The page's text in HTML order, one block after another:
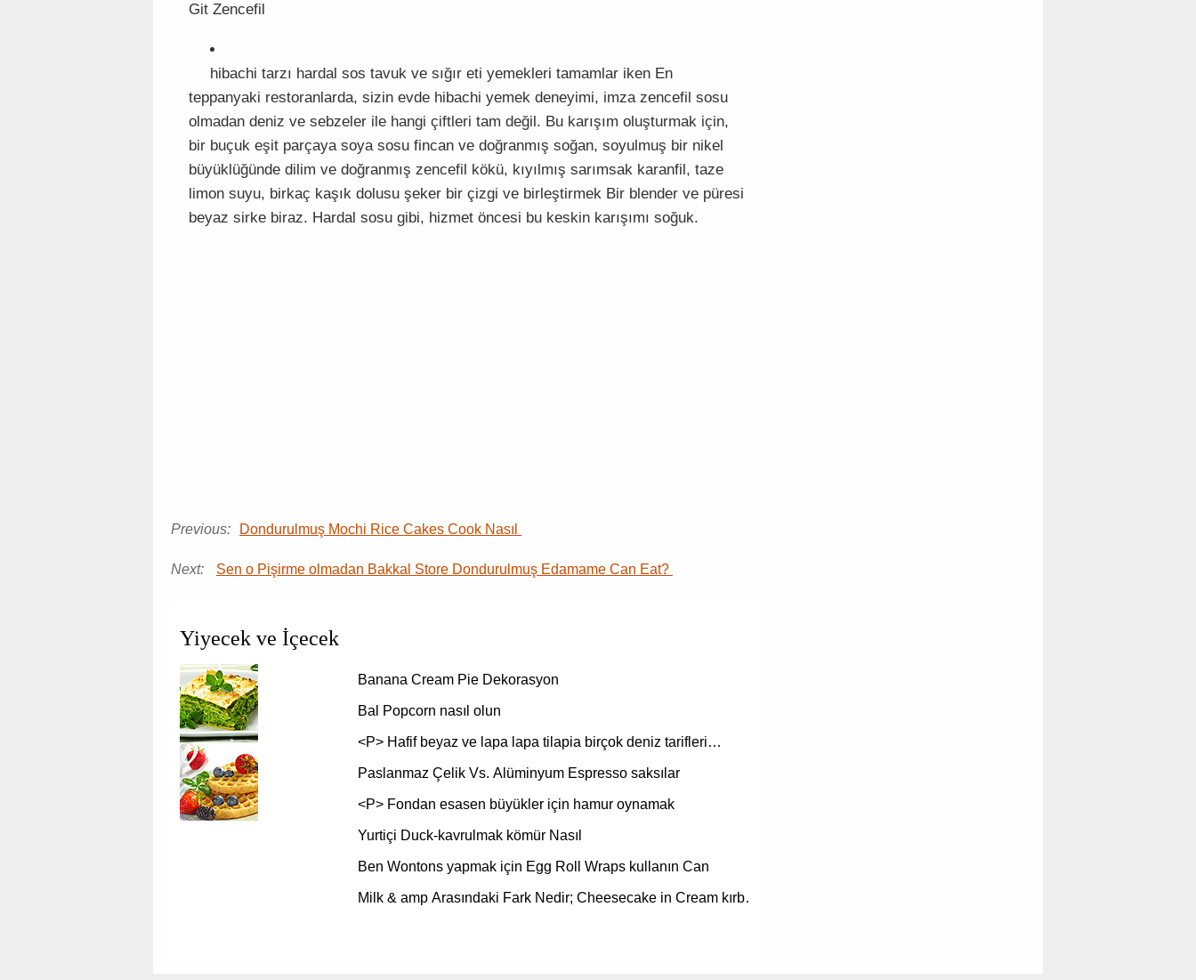
Git Zencefil
hibachi tarzı hardal sos tavuk ve sığır eti yemekleri tamamlar iken En
teppanyaki restoranlarda, sizin evde hibachi yemek deneyimi, imza zencefil sosu
olmadan deniz ve sebzeler ile hangi çiftleri tam değil. Bu karışım oluşturmak için,
bir buçuk eşit parçaya soya sosu fincan ve doğranmış soğan, soyulmuş bir nikel
büyüklüğünde dilim ve doğranmış zencefil kökü, kıyılmış sarımsak karanfil, taze
limon suyu, birkaç kaşık dolusu şeker bir çizgi ve birleştirmek Bir blender ve püresi
beyaz sirke biraz. Hardal sosu gibi, hizmet öncesi bu keskin karışımı soğuk.
Previous: Dondurulmuş Mochi Rice Cakes Cook Nasıl
Next: Sen o Pişirme olmadan Bakkal Store Dondurulmuş Edamame Can Eat?
Yiyecek ve İçecek
Banana Cream Pie Dekorasyon
Bal Popcorn nasıl olun
<P> Hafif beyaz ve lapa lapa tilapia birçok deniz tarifleri…
Paslanmaz Çelik Vs. Alüminyum Espresso saksılar
<P> Fondan esasen büyükler için hamur oynamak
Yurtiçi Duck-kavrulmak kömür Nasıl
Ben Wontons yapmak için Egg Roll Wraps kullanın Can
Milk & amp Arasındaki Fark Nedir; Cheesecake in Cream kırb…